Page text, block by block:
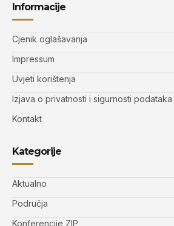
Informacije
Cjenik oglašavanja
Impressum
Uvjeti korištenja
Izjava o privatnosti i sigurnosti podataka
Kontakt
Kategorije
Aktualno
Područja
Konferencije ZIP